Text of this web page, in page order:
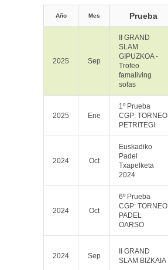
Año Mes Prueba
2025 Sep
II GRAND
SLAM
GIPUZKOA -
Trofeo
famaliving
sofas
2025 Ene
1º Prueba
CGP: TORNEO
PETRITEGI
2024 Oct
Euskadiko
Padel
Txapelketa
2024
2024 Oct
6º Prueba
CGP: TORNEO
PADEL
OARSO
2024 Sep
II GRAND
SLAM BIZKAIA